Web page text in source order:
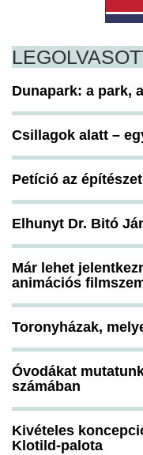
Dunapark: a park,
Csillagok alatt –
Petíció az
Elhunyt Dr. Bitó
Már lehet
animációs
Toronyházak,
Óvodákat
számában
Kivételes
Klotild-palota